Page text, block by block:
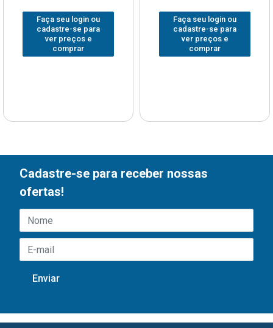
Faça seu login ou
cadastre-se para
ver preços e
comprar
Faça seu login ou
cadastre-se para
ver preços e
comprar
Cadastre-se para receber nossas
ofertas!